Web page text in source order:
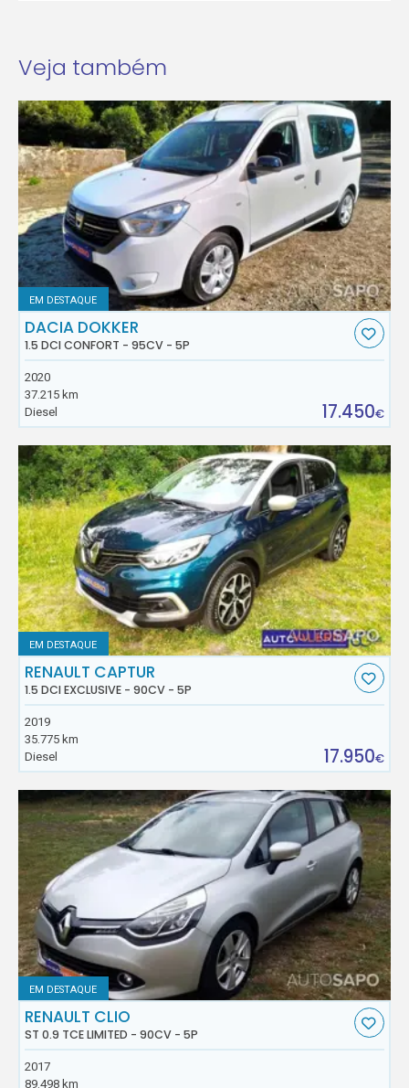
Veja também
EM DESTAQUE
DACIA DOKKER
1.5 DCI CONFORT - 95CV - 5P
2020
37.215 km
Diesel
17.450€
EM DESTAQUE
RENAULT CAPTUR
1.5 DCI EXCLUSIVE - 90CV - 5P
2019
35.775 km
Diesel
17.950€
EM DESTAQUE
RENAULT CLIO
ST 0.9 TCE LIMITED - 90CV - 5P
2017
89.498 km